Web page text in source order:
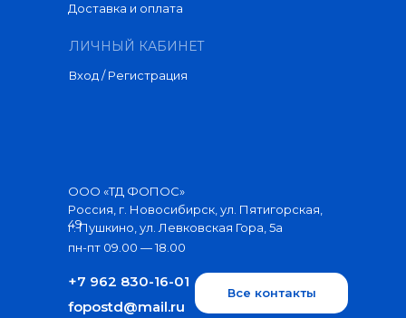
Доставка и оплата
ЛИЧНЫЙ КАБИНЕТ
Вход / Регистрация
fopostd@mail.ru
+7 962 830-16-01
пн-пт 09.00 — 18.00
Все контакты
Россия, г. Новосибирск, ул. Пятигорская,
49
г. Пушкино, ул. Левковская Гора, 5а
ООО «ТД ФОПОС»